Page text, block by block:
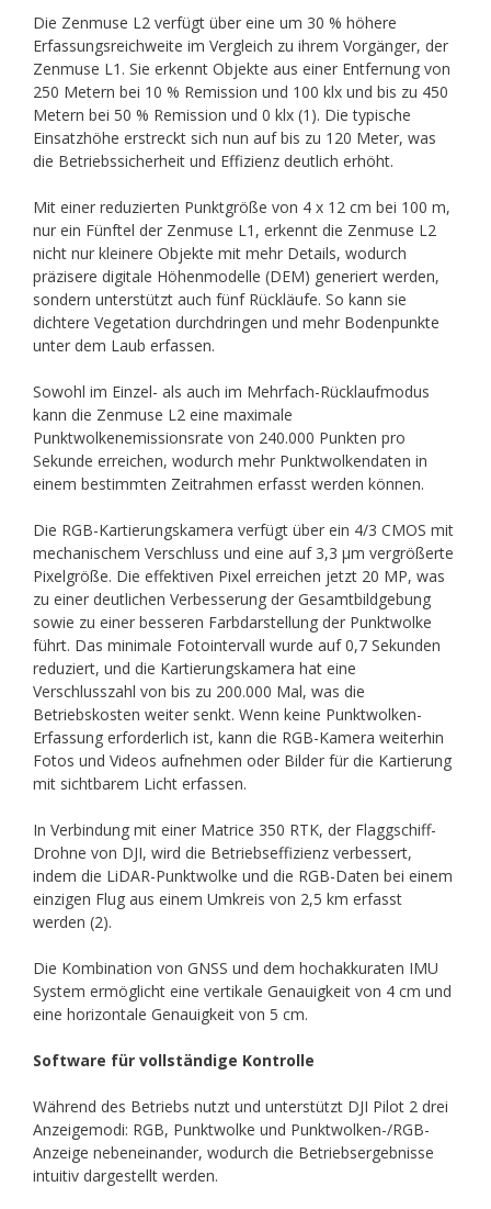
Die Zenmuse L2 verfügt über eine um 30 % höhere
Erfassungsreichweite im Vergleich zu ihrem Vorgänger, der
Zenmuse L1. Sie erkennt Objekte aus einer Entfernung von
250 Metern bei 10 % Remission und 100 klx und bis zu 450
Metern bei 50 % Remission und 0 klx (1). Die typische
Einsatzhöhe erstreckt sich nun auf bis zu 120 Meter, was
die Betriebssicherheit und Effizienz deutlich erhöht.
Mit einer reduzierten Punktgröße von 4 x 12 cm bei 100 m,
nur ein Fünftel der Zenmuse L1, erkennt die Zenmuse L2
nicht nur kleinere Objekte mit mehr Details, wodurch
präzisere digitale Höhenmodelle (DEM) generiert werden,
sondern unterstützt auch fünf Rückläufe. So kann sie
dichtere Vegetation durchdringen und mehr Bodenpunkte
unter dem Laub erfassen.
Sowohl im Einzel- als auch im Mehrfach-Rücklaufmodus
kann die Zenmuse L2 eine maximale
Punktwolkenemissionsrate von 240.000 Punkten pro
Sekunde erreichen, wodurch mehr Punktwolkendaten in
einem bestimmten Zeitrahmen erfasst werden können.
Die RGB-Kartierungskamera verfügt über ein 4/3 CMOS mit
mechanischem Verschluss und eine auf 3,3 μm vergrößerte
Pixelgröße. Die effektiven Pixel erreichen jetzt 20 MP, was
zu einer deutlichen Verbesserung der Gesamtbildgebung
sowie zu einer besseren Farbdarstellung der Punktwolke
führt. Das minimale Fotointervall wurde auf 0,7 Sekunden
reduziert, und die Kartierungskamera hat eine
Verschlusszahl von bis zu 200.000 Mal, was die
Betriebskosten weiter senkt. Wenn keine Punktwolken-
Erfassung erforderlich ist, kann die RGB-Kamera weiterhin
Fotos und Videos aufnehmen oder Bilder für die Kartierung
mit sichtbarem Licht erfassen.
In Verbindung mit einer Matrice 350 RTK, der Flaggschiff-
Drohne von DJI, wird die Betriebseffizienz verbessert,
indem die LiDAR-Punktwolke und die RGB-Daten bei einem
einzigen Flug aus einem Umkreis von 2,5 km erfasst
werden (2).
Die Kombination von GNSS und dem hochakkuraten IMU
System ermöglicht eine vertikale Genauigkeit von 4 cm und
eine horizontale Genauigkeit von 5 cm.
Software für vollständige Kontrolle
Während des Betriebs nutzt und unterstützt DJI Pilot 2 drei
Anzeigemodi: RGB, Punktwolke und Punktwolken-/RGB-
Anzeige nebeneinander, wodurch die Betriebsergebnisse
intuitiv dargestellt werden.